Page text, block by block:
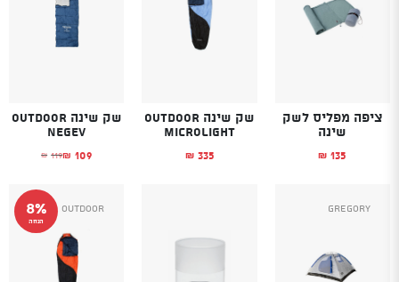
ציפה מפליס לשק
שינה
₪ 135
שק שינה OUTDOOR
Microlight
₪ 335
שק שינה Outdoor
Negev
₪ 119
המחיר המקורי₪ 109 המחיר הנוכחי
Gregory
8%
הנחה
Outdoor